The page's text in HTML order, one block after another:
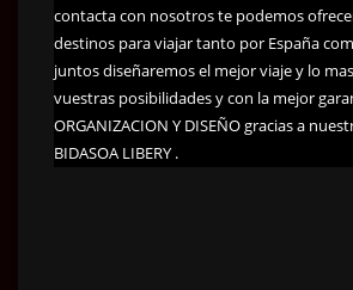
contacta con nosotros te podemos
destinos para viajar tanto por España
juntos diseñaremos el mejor viaje y lo
vuestras posibilidades y con la mejor
ORGANIZACION Y DISEÑO gracias a
BIDASOA LIBERY .